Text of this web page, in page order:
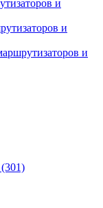
и
и
и
(301)